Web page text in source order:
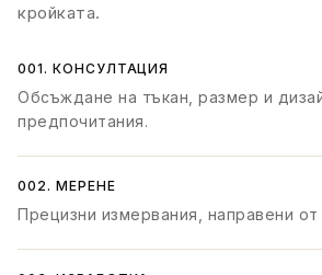
кройката.
001. КОНСУЛТАЦИЯ
Обсъждане на тъкан, размер и
предпочитания.
002. МЕРЕНЕ
Прецизни измервания, направени